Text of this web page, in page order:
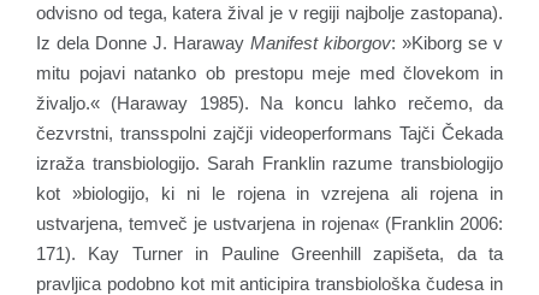
odvisno od tega, katera žival je v regiji najbolje zastopana).
Iz dela Donne J. Haraway Manifest kiborgov: »Kiborg se v
mitu pojavi natanko ob prestopu meje med človekom in
živaljo.« (Haraway 1985). Na koncu lahko rečemo, da
čezvrstni, transspolni zajčji videoperformans Tajči Čekada
izraža transbiologijo. Sarah Franklin razume transbiologijo
kot »biologijo, ki ni le rojena in vzrejena ali rojena in
ustvarjena, temveč je ustvarjena in rojena« (Franklin 2006:
171). Kay Turner in Pauline Greenhill zapišeta, da ta
pravljica podobno kot mit anticipira transbiološka čudesa in